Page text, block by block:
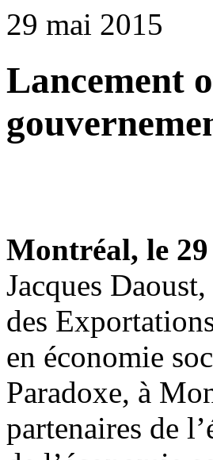
29 mai 2015
Lancement
Montréal, le
Jacques
des
en économie
Paradoxe, à
partenaires de